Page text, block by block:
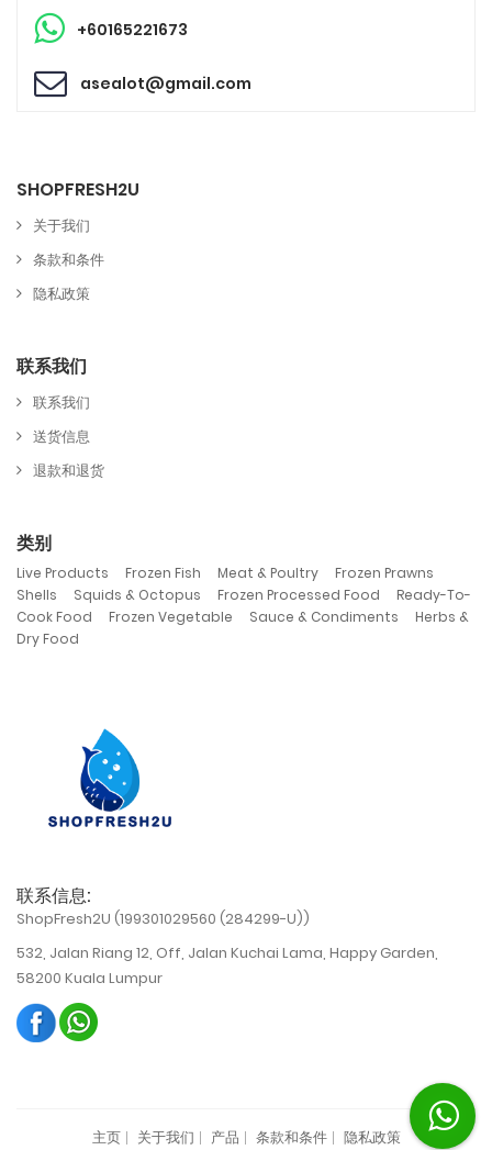
+60165221673
asealot@gmail.com
SHOPFRESH2U
关于我们
条款和条件
隐私政策
联系我们
联系我们
送货信息
退款和退货
类别
Live Products Frozen Fish Meat & Poultry Frozen Prawns
Shells Squids & Octopus Frozen Processed Food
Ready-To-
Cook Food
Frozen Vegetable Sauce & Condiments
Herbs &
Dry Food
联系信息:
ShopFresh2U (199301029560 (284299-U))
532, Jalan Riang 12, Off, Jalan Kuchai Lama, Happy Garden,
58200 Kuala Lumpur
主页 关于我们 产品 条款和条件 隐私政策